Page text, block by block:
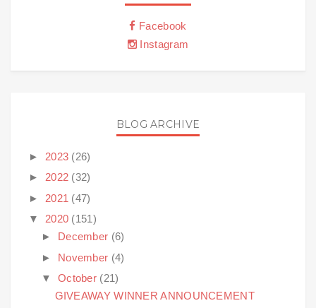
Facebook
Instagram
BLOG ARCHIVE
► 2023 (26)
► 2022 (32)
► 2021 (47)
▼ 2020 (151)
► December (6)
► November (4)
▼ October (21)
GIVEAWAY WINNER ANNOUNCEMENT